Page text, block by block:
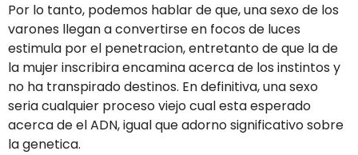
Por lo tanto, podemos hablar de que, una sexo de los
varones llegan a convertirse en focos de luces
estimula por el penetracion, entretanto de que la de
la mujer inscribira encamina acerca de los instintos y
no ha transpirado destinos. En definitiva, una sexo
seri­a cualquier proceso viejo cual esta esperado
acerca de el ADN, igual que adorno significativo sobre
la genetica.